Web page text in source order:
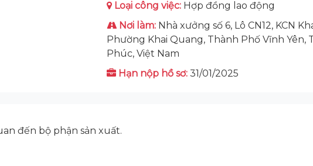
Loại công việc: Hợp đồng lao động
Nơi làm: Nhà xưởng số 6, Lô CN12, KCN
Phường Khai Quang, Thành Phố Vĩnh Yên,
Phúc, Việt Nam
Hạn nộp hồ sơ: 31/01/2025
đến bộ phận sản xuất.